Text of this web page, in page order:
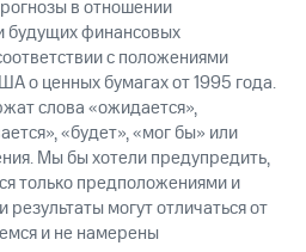
в отношении
будущих финансовых
с положениями
о ценных бумагах от 1995 года.
слова «ожидается»,
«будет», «мог бы» или
Мы бы хотели предупредить,
только предположениями и
могут отличаться от
и не намерены